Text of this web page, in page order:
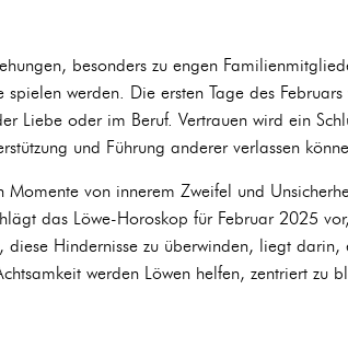
besonders zu engen
werden. Die ersten Tage des
Liebe oder im Beruf. Vertrauen wird ein
und Führung anderer verlassen
von innerem Zweifel und
das Löwe-Horoskop für Februar 2025
diese Hindernisse zu überwinden, liegt
werden Löwen helfen, zentriert zu